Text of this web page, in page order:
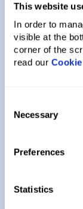
This website
In order to
visible at the
corner of the
read our
Selection
Necessary
Preferences
Statistics
5/5 Tumodo
Біз
Біз сіз үшін